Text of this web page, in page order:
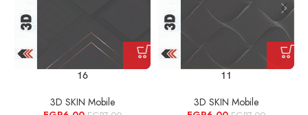
11
3D SKIN Mobile
16
3D SKIN Mobile